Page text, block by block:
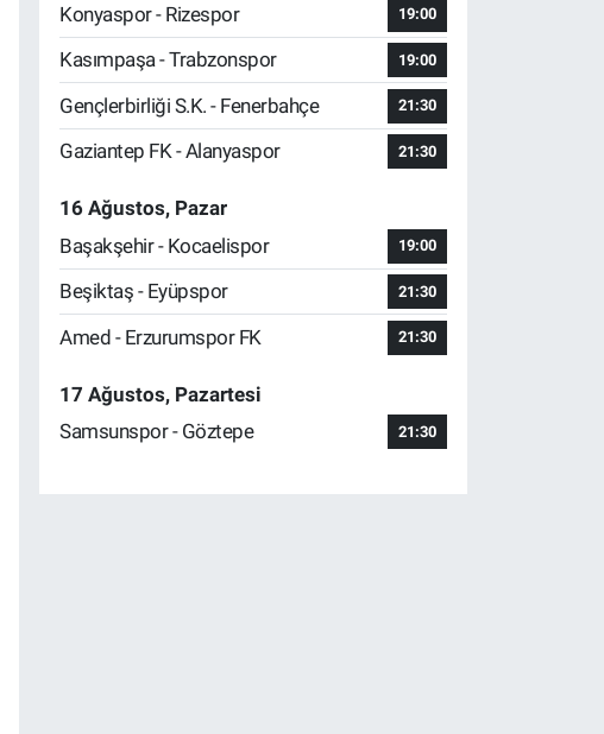
Konyaspor - Rizespor
19:00
Kasımpaşa - Trabzonspor 19:00
Gençlerbirliği S.K. - Fenerbahçe 21:30
Gaziantep FK - Alanyaspor 21:30
16 Ağustos, Pazar
Başakşehir - Kocaelispor
19:00
Beşiktaş - Eyüpspor 21:30
Amed - Erzurumspor FK 21:30
17 Ağustos, Pazartesi
Samsunspor - Göztepe
21:30